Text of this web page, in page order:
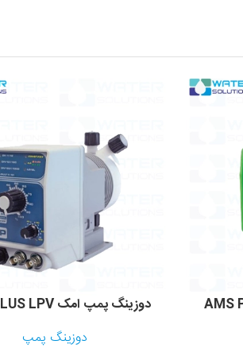
دوزینگ پمپ امک K CL PLUS LPV
دوزینگ پمپ